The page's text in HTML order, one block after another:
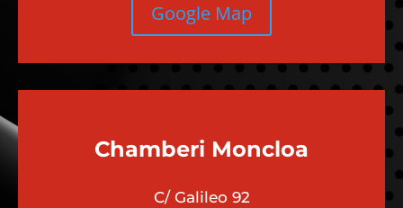
Google Map
Chamberi Moncloa
C/ Galileo 92